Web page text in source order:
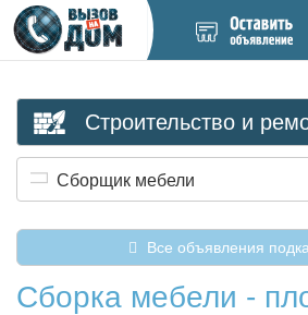
новое
Строительство и
Сборщик мебели
Все объявления
Сборка мебели -